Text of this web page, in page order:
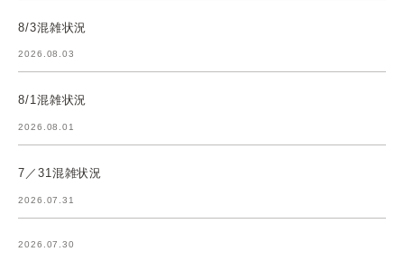
8/3混雑状況
2026.08.03
8/1混雑状況
2026.08.01
7／31混雑状況
2026.07.31
2026.07.30